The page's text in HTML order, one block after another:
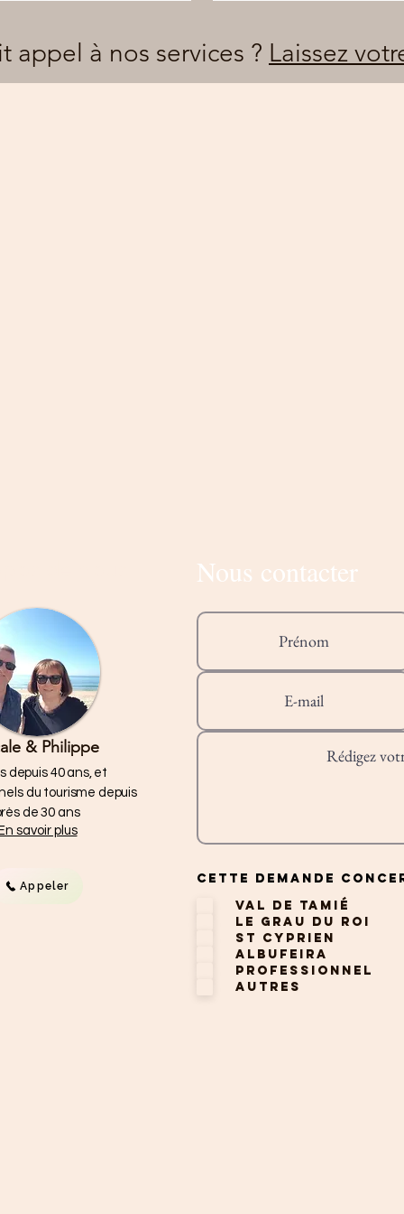
appel à nos services ? Laissez
depuis 40 ans, et
du tourisme depuis
de 30 ans
savoir plus
Appeler
Nous contacter
Cette demande
Val de Tamié
Le Grau du Roi
St Cyprien
Albufeira
Professionnel
Autres
& Philippe